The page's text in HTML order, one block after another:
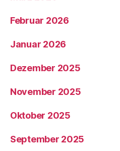
Februar 2026
Januar 2026
Dezember 2025
November 2025
Oktober 2025
September 2025